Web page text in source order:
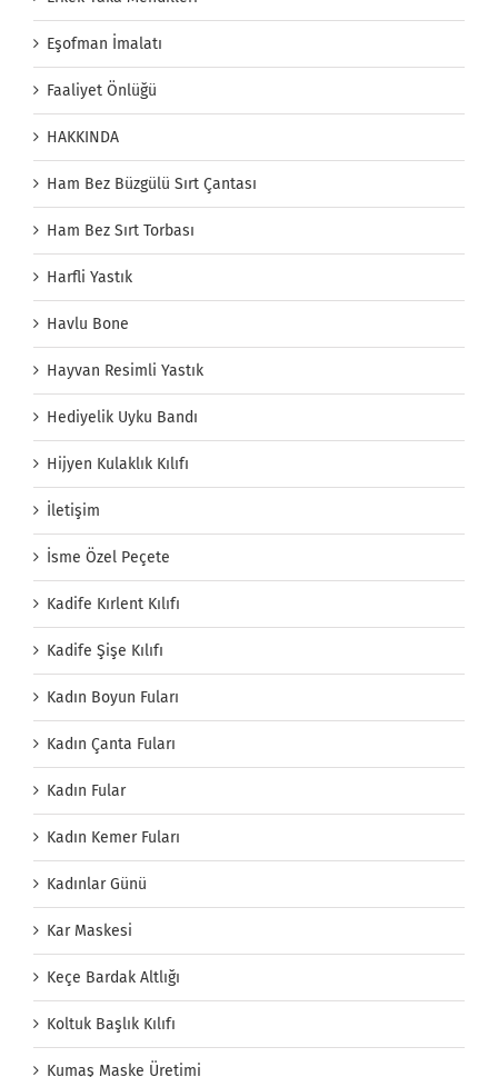
Eşofman İmalatı
Faaliyet Önlüğü
HAKKINDA
Ham Bez Büzgülü Sırt Çantası
Ham Bez Sırt Torbası
Harfli Yastık
Havlu Bone
Hayvan Resimli Yastık
Hediyelik Uyku Bandı
Hijyen Kulaklık Kılıfı
İletişim
İsme Özel Peçete
Kadife Kırlent Kılıfı
Kadife Şişe Kılıfı
Kadın Boyun Fuları
Kadın Çanta Fuları
Kadın Fular
Kadın Kemer Fuları
Kadınlar Günü
Kar Maskesi
Keçe Bardak Altlığı
Koltuk Başlık Kılıfı
Kumaş Maske Üretimi